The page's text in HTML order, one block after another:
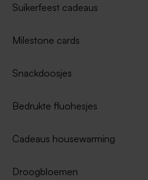
Suikerfeest cadeaus
Milestone cards
Snackdoosjes
Bedrukte fluohesjes
Cadeaus housewarming
Droogbloemen